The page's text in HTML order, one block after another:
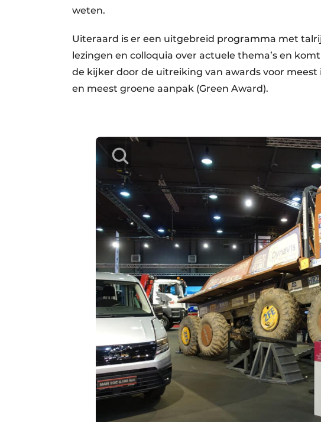
weten.
Uiteraard is er een uitgebreid programma met
lezingen en colloquia over actuele thema’s en
de kijker door de uitreiking van awards voor
en meest groene aanpak (Green Award).